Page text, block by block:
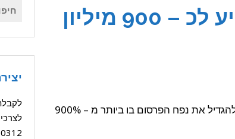
פרסום במשחקים בסלולר יגיע לכ – 900 מיליון
, שוק הפרסום הסלולרי צפוי להגדיל את נפח הפרסום בו ביותר מ – 900%